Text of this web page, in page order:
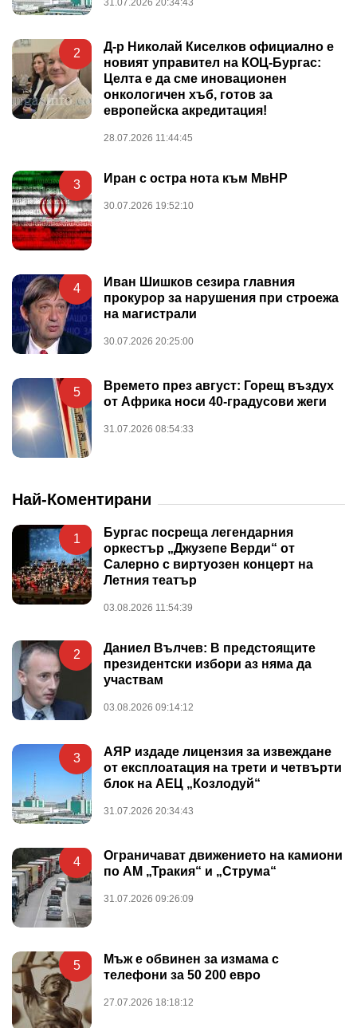
2
Д-р Николай Киселков официално е
новият управител на КОЦ-Бургас:
Целта е да сме иновационен
онкологичен хъб, готов за
европейска акредитация!
28.07.2026 11:44:45
3 Иран с остра нота към МвНР
30.07.2026 19:52:10
4
Иван Шишков сезира главния
прокурор за нарушения при строежа
на магистрали
30.07.2026 20:25:00
5
Времето през август: Горещ въздух
от Африка носи 40-градусови жеги
31.07.2026 08:54:33
Най-Коментирани
1
Бургас посреща легендарния
оркестър „Джузепе Верди“ от
Салерно с виртуозен концерт на
Летния театър
03.08.2026 11:54:39
2
Даниел Вълчев: В предстоящите
президентски избори аз няма да
участвам
03.08.2026 09:14:12
3
АЯР издаде лицензия за извеждане
от експлоатация на трети и четвърти
блок на АЕЦ „Козлодуй“
31.07.2026 20:34:43
4
Ограничават движението на камиони
по АМ „Тракия“ и „Струма“
31.07.2026 09:26:09
5
Мъж е обвинен за измама с
телефони за 50 200 евро
27.07.2026 18:18:12